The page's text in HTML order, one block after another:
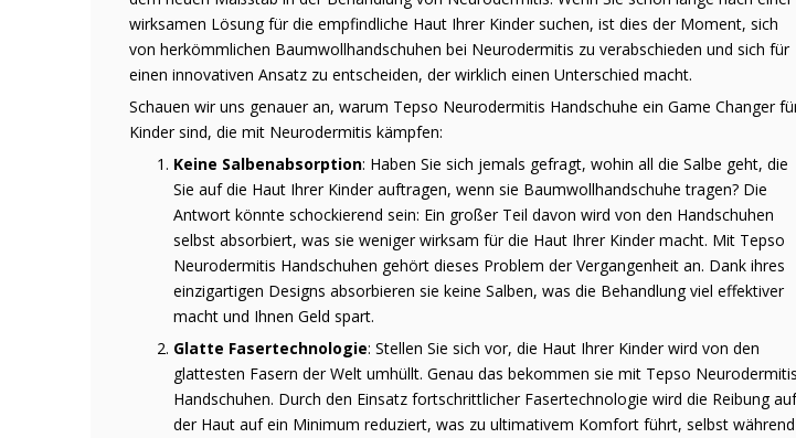
wirksamen Lösung für die empfindliche Haut Ihrer Kinder suchen, ist dies der Moment, sich
von herkömmlichen Baumwollhandschuhen bei Neurodermitis zu verabschieden und sich für
einen innovativen Ansatz zu entscheiden, der wirklich einen Unterschied macht.
Schauen wir uns genauer an, warum Tepso Neurodermitis Handschuhe ein Game Changer
Kinder sind, die mit Neurodermitis kämpfen:
Keine Salbenabsorption: Haben Sie sich jemals gefragt, wohin all die Salbe geht, die
Sie auf die Haut Ihrer Kinder auftragen, wenn sie Baumwollhandschuhe tragen? Die
Antwort könnte schockierend sein: Ein großer Teil davon wird von den Handschuhen
selbst absorbiert, was sie weniger wirksam für die Haut Ihrer Kinder macht. Mit Tepso
Neurodermitis Handschuhen gehört dieses Problem der Vergangenheit an. Dank ihres
einzigartigen Designs absorbieren sie keine Salben, was die Behandlung viel effektiver
macht und Ihnen Geld spart.
Glatte Fasertechnologie: Stellen Sie sich vor, die Haut Ihrer Kinder wird von den
glattesten Fasern der Welt umhüllt. Genau das bekommen sie mit Tepso Neurodermitis
Handschuhen. Durch den Einsatz fortschrittlicher Fasertechnologie wird die Reibung auf
der Haut auf ein Minimum reduziert, was zu ultimativem Komfort führt, selbst während